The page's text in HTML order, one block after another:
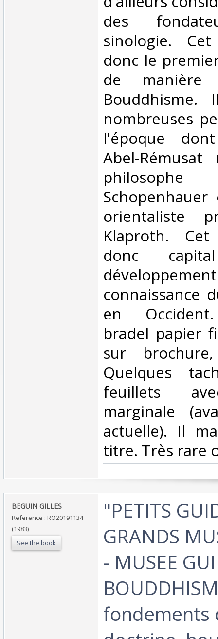
des
sinologie.
donc le
de manière
nombreuses
l'époque
Abel-
orientaliste
Klaproth.
donc
connaissance
en
bradel papier
sur
Quelques
feuillets
marginale
actuelle). Il
titre. Très rare
‎BEGUIN GILLES‎
Reference : RO20191134
(1983)
See the book
‎"PETITS
GRANDS
- MUSEE
fondements